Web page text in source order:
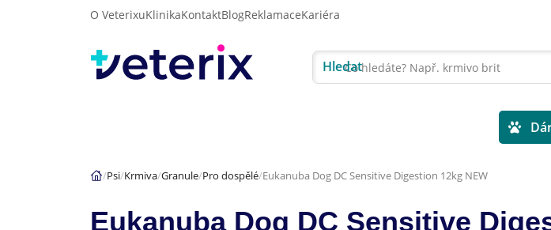
O VeterixuKlinikaKontaktBlogReklamaceKariéra
Hledat
Psi Krmiva Granule Pro dospělé Eukanuba Dog DC Sensitive Digestion 12kg NEW
Eukanuba Dog DC Sensitive